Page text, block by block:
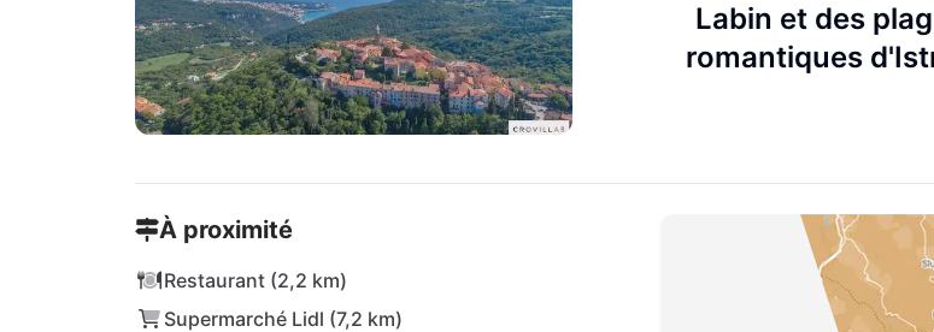
Labin et des
romantiques
À proximité
Restaurant (2,2 km)
Supermarché Lidl (7,2 km)